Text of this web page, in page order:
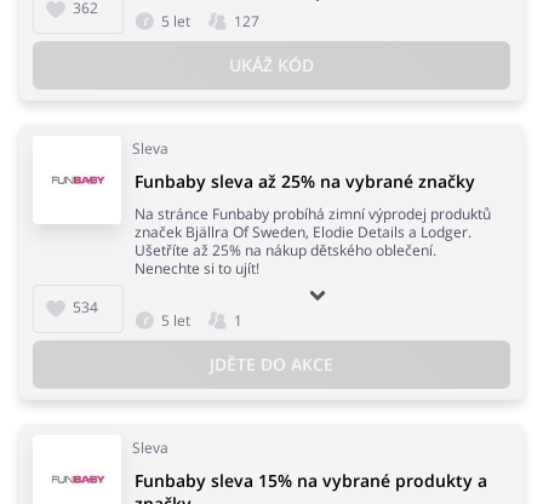
362
5 let 127
UKÁŽ KÓD
Sleva
534
Funbaby sleva až 25% na vybrané značky
Na stránce Funbaby probíhá zimní výprodej produktů
značek Bjällra Of Sweden, Elodie Details a Lodger.
Ušetříte až 25% na nákup dětského oblečení.
Nenechte si to ujít!
5 let 1
JDĚTE DO AKCE
Sleva
Funbaby sleva 15% na vybrané produkty a